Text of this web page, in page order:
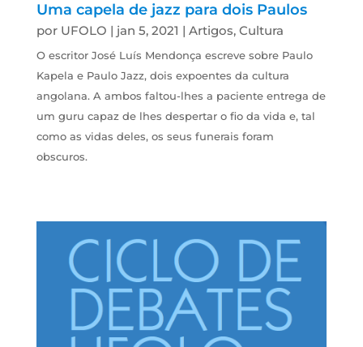
Uma capela de jazz para dois Paulos
por UFOLO | jan 5, 2021 | Artigos, Cultura
O escritor José Luís Mendonça escreve sobre Paulo
Kapela e Paulo Jazz, dois expoentes da cultura
angolana. A ambos faltou-lhes a paciente entrega de
um guru capaz de lhes despertar o fio da vida e, tal
como as vidas deles, os seus funerais foram
obscuros.